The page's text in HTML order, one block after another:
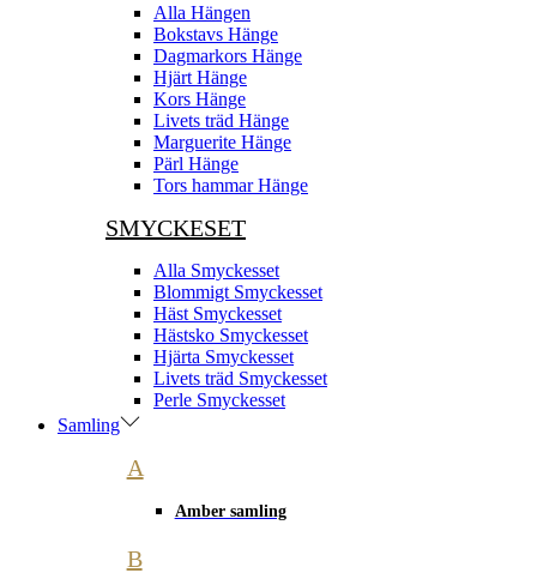
Alla Hängen
Bokstavs Hänge
Dagmarkors Hänge
Hjärt Hänge
Kors Hänge
Livets träd Hänge
Marguerite Hänge
Pärl Hänge
Tors hammar Hänge
SMYCKESET
Alla Smyckesset
Blommigt Smyckesset
Häst Smyckesset
Hästsko Smyckesset
Hjärta Smyckesset
Livets träd Smyckesset
Perle Smyckesset
Samling
A
Amber samling
B